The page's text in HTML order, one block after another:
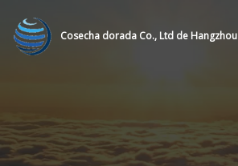
Cosecha dorada Co., Ltd de Hangzhou